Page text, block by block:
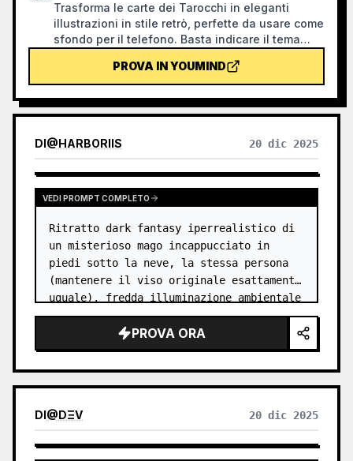
Trasforma le carte dei Tarocchi in eleganti
illustrazioni in stile retrò, perfette da usare come
sfondo per il telefono. Basta indicare il tema
un videogioco) o quali carte desideri, e il
generatore produrrà immagini di Tarocchi
coerenti e ricche di significato. Supporta il set
completo di 78 carte, singoli gruppi o una
raffinate e durature, senza la plastica effetto
pianificate di YouMind per una pescata
automatica ogni mattina con interpretazione
dell'attività pianificata).
PROVA IN YOUMIND
DI@HARBORIIS 20 dic 2025
VEDI PROMPT COMPLETO
Ritratto dark fantasy iperrealistico di
un misterioso mago incappucciato in
piedi sotto la neve, la stessa persona
(mantenere il viso originale esattamente
uguale), fredda illuminazione ambientale
blu, intricati dettagli d'ombra sul
viso, una sfera magica lumi…
PROVA ORA
DI@DΞV 20 dic 2025